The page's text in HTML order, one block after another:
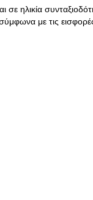
ηλικία
με τις